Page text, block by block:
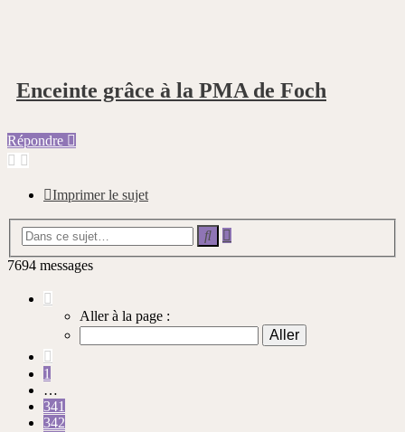
Enceinte grâce à la PMA de Foch
Répondre
Imprimer le sujet
Rechercher
Recherche
avancée
7694 messages
343
770
Aller à la page :
1
…
341
342